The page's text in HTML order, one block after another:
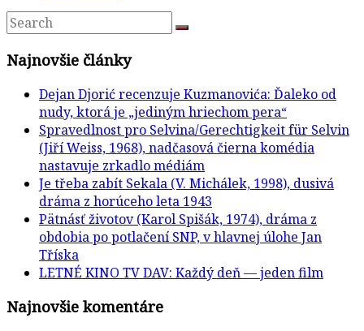
Najnovšie články
Dejan Djorić recenzuje Kuzmanovića: Ďaleko od
nudy, ktorá je „jediným hriechom pera“
Spravedlnost pro Selvina/Gerechtigkeit für Selvin
(Jiří Weiss, 1968), nadčasová čierna komédia
nastavuje zrkadlo médiám
Je třeba zabít Sekala (V. Michálek, 1998), dusivá
dráma z horúceho leta 1943
Pätnásť životov (Karol Spišák, 1974), dráma z
obdobia po potlačení SNP, v hlavnej úlohe Jan
Tříska
LETNÉ KINO TV DAV: Každý deň — jeden film
Najnovšie komentáre